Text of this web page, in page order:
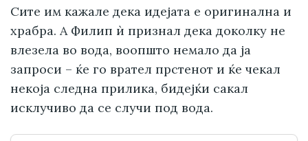
Сите им кажале дека идејата е оригинална и
храбра. А Филип ѝ признал дека доколку не
влезела во вода, воопшто немало да ја
запроси – ќе го врател прстенот и ќе чекал
некоја следна прилика, бидејќи сакал
исклучиво да се случи под вода.